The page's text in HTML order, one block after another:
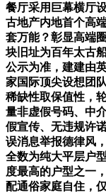
餐厅采用巨幕横厅
古地产内地首个高
套万能？彰显高端
块旧址为百年太古
公示为准，建建由
家国际顶尖设想团
稀缺性取保值性，
量非虚假号码、中
假宣传、无违规许
误消息举报德律风
全数为纯大平层户
度最高的户型之一
配通俗家庭自住，